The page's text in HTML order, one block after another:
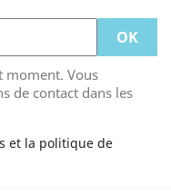
moment. Vous
de contact dans les
et la politique de